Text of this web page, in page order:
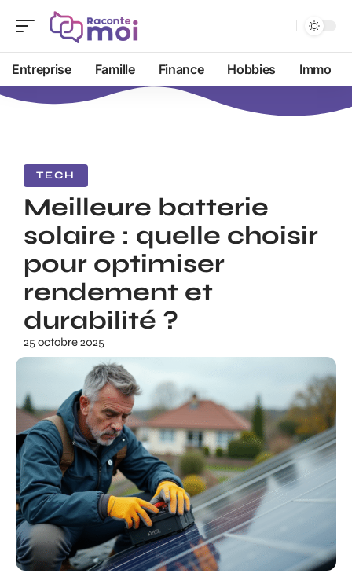
Entreprise Famille Finance Hobbies Immo
TECH
Meilleure batterie
solaire : quelle choisir
pour optimiser
rendement et
durabilité ?
25 octobre 2025